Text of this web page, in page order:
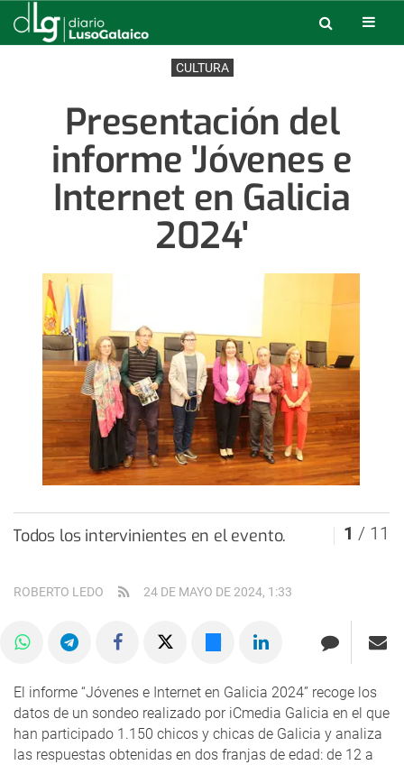
CULTURA
Presentación del
informe 'Jóvenes e
Internet en Galicia
2024'
Todos los intervinientes en el evento. 1 / 11
24 DE MAYO DE 2024, 1:33
ROBERTO LEDO
El informe “Jóvenes e Internet en Galicia 2024” recoge los
datos de un sondeo realizado por iCmedia Galicia en el que
han participado 1.150 chicos y chicas de Galicia y analiza
las respuestas obtenidas en dos franjas de edad: de 12 a